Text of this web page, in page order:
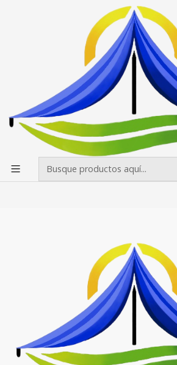
Envíos gratis desde $500.000 en
Toldo 3X4.5 Estándar
Toldo 3X4.5
+4
RPCH
Toldo 3X4.5 Estándar Colores
desde $0 CLP